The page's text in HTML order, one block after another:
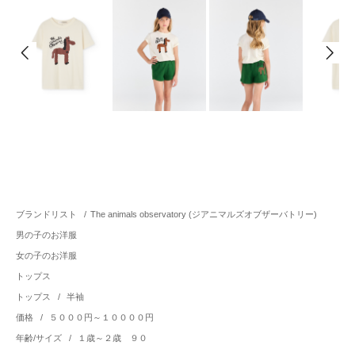
ブランドリスト / The animals observatory (ジアニマルズオブザーバトリー)
男の子のお洋服
女の子のお洋服
トップス
トップス / 半袖
価格 / ５０００円～１００００円
年齢/サイズ / １歳～２歳 ９０